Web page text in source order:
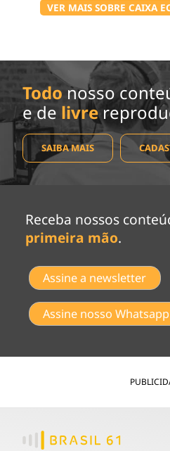
VER MAIS SOBRE CAIXA
Todo nosso
e de livre
SAIBA MAIS
Receba nossos
primeira mão.
Assine a newsletter
Assine nosso Whatsapp